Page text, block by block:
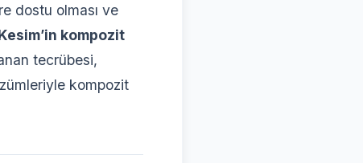
dostu olması ve
kompozit
tecrübesi,
kompozit